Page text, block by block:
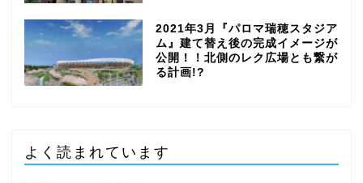
2021年3月『パロマ瑞穂スタジア
ム』建て替え後の完成イメージが
公開！！北側のレク広場とも繋が
る計画!?
よく読まれています